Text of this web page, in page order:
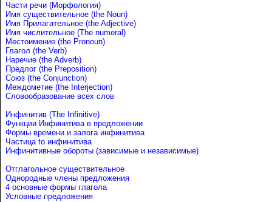
Части речи (Морфология)
Имя существительное (the Noun)
Имя Прилагательное (the Adjective)
Имя числительное (The numeral)
Местоимение (the Pronoun)
Глагол (the Verb)
Наречие (the Adverb)
Предлог (the Preposition)
Союз (the Conjunction)
Междометие (the Interjection)
Словообразование всех слов
Инфинитив (The Infinitive)
Функции Инфинитива в предложении
Формы времени и залога инфинитива
Частица to инфинитива
Инфинитивные обороты (зависимые и независимые)
Отглагольное существительное
Однородные члены предложения
4 основные формы глагола
Условные предложения